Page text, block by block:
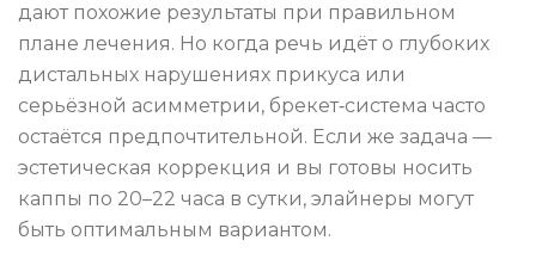
дают похожие результаты при правильном
плане лечения. Но когда речь идёт о глубоких
дистальных нарушениях прикуса или
серьёзной асимметрии, брекет‑система часто
остаётся предпочтительной. Если же задача —
эстетическая коррекция и вы готовы носить
каппы по 20–22 часа в сутки, элайнеры могут
быть оптимальным вариантом.